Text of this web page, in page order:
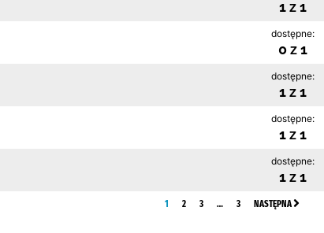
1 z 1
dostępne:
0 z 1
dostępne:
1 z 1
dostępne:
1 z 1
dostępne:
1 z 1
1 2 3 … 3 NASTĘPNA